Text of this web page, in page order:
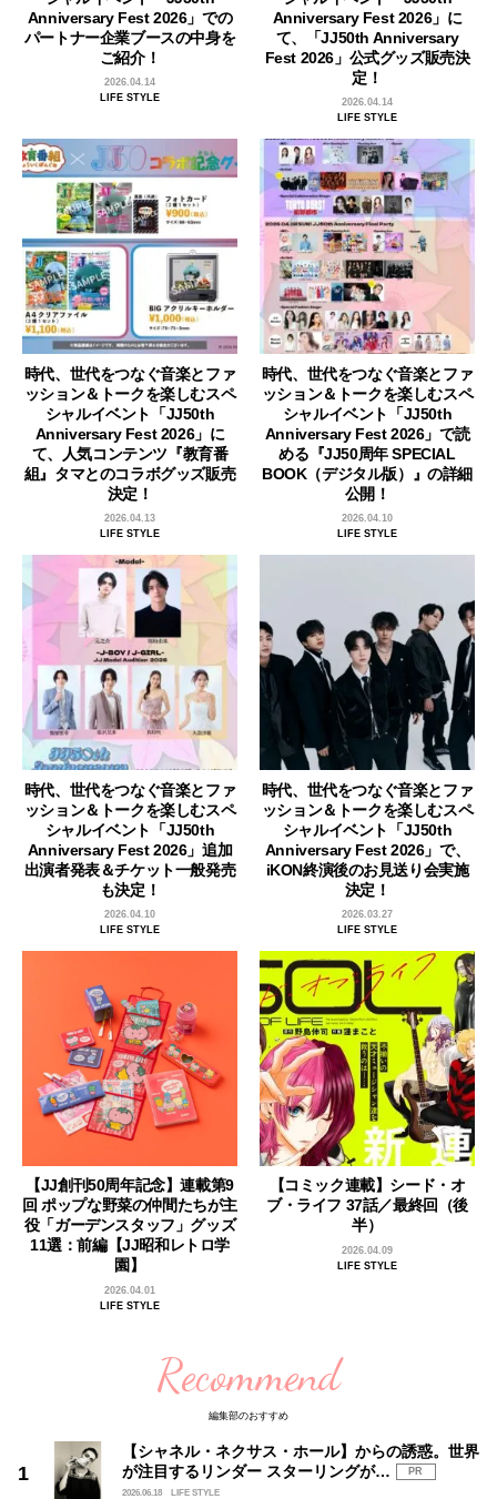
Anniversary Fest 2026」での
パートナー企業ブースの中身を
ご紹介！
2026.04.14
LIFE STYLE
Anniversary Fest 2026」に
て、「JJ50th Anniversary
Fest 2026」公式グッズ販売決
定！
2026.04.14
LIFE STYLE
時代、世代をつなぐ音楽とファ
ッション＆トークを楽しむスペ
シャルイベント「JJ50th
Anniversary Fest 2026」に
て、人気コンテンツ『教育番
組』タマとのコラボグッズ販売
決定！
2026.04.13
LIFE STYLE
時代、世代をつなぐ音楽とファ
ッション＆トークを楽しむスペ
シャルイベント「JJ50th
Anniversary Fest 2026」で読
める『JJ50周年 SPECIAL
BOOK（デジタル版）』の詳細
公開！
2026.04.10
LIFE STYLE
時代、世代をつなぐ音楽とファ
ッション＆トークを楽しむスペ
シャルイベント「JJ50th
Anniversary Fest 2026」追加
出演者発表＆チケット一般発売
も決定！
2026.04.10
LIFE STYLE
時代、世代をつなぐ音楽とファ
ッション＆トークを楽しむスペ
シャルイベント「JJ50th
Anniversary Fest 2026」で、
iKON終演後のお見送り会実施
決定！
2026.03.27
LIFE STYLE
【JJ創刊50周年記念】連載第9
回 ポップな野菜の仲間たちが主
役「ガーデンスタッフ」グッズ
11選：前編【JJ昭和レトロ学
園】
2026.04.01
LIFE STYLE
【コミック連載】シード・オ
ブ・ライフ 37話／最終回（後
半）
2026.04.09
LIFE STYLE
Recommend
編集部のおすすめ
【シャネル・ネクサス・ホール】からの誘惑。世界
が注目するリンダー スターリングが…
PR
2026.06.18
LIFE STYLE